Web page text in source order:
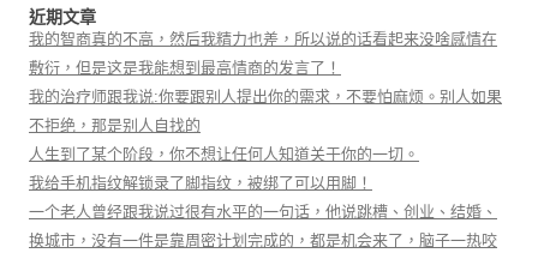
近期文章
我的智商真的不高，然后我精力也差，所以说的话看起来没啥感情在
敷衍，但是这是我能想到最高情商的发言了！
我的治疗师跟我说:你要跟别人提出你的需求，不要怕麻烦。别人如果
不拒绝，那是别人自找的
人生到了某个阶段，你不想让任何人知道关于你的一切。
我给手机指纹解锁录了脚指纹，被绑了可以用脚！
一个老人曾经跟我说过很有水平的一句话，他说跳槽、创业、结婚、
换城市，没有一件是靠周密计划完成的，都是机会来了，脑子一热咬